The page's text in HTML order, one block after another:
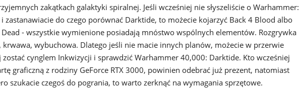
zakątkach galaktyki spiralnej. Jeśli wcześniej nie słyszeliście o Warhammer:
zastanawiacie do czego porównać Darktide, to możecie kojarzyć Back 4 Blood albo
- wszystkie wymienione posiadają mnóstwo wspólnych elementów. Rozgrywka
krwawa, wybuchowa. Dlatego jeśli nie macie innych planów, możecie w przerwie
zostać cynglem Inkwizycji i sprawdzić Warhammer 40,000: Darktide. Kto wcześniej
graficzną z rodziny GeForce RTX 3000, powinien odebrać już prezent, natomiast
szukacie czegoś do pogrania, to warto zerknąć na wymagania sprzętowe.